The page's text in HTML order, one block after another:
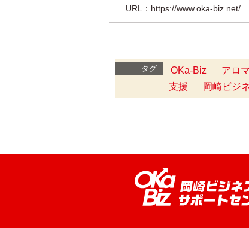
URL：https://www.oka-biz.net/
タグ OKa-Biz アロマ
支援
岡崎ビジ